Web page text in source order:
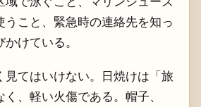
うこと、緊急時の連絡先を知っ
けている。
見てはいけない。日焼けは「旅
、軽い火傷である。帽子、